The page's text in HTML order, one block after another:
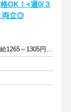
OK！<週0/３
両立◎
(1)時給1265～1305円 (2)時給1265～1305円 +交通費支給